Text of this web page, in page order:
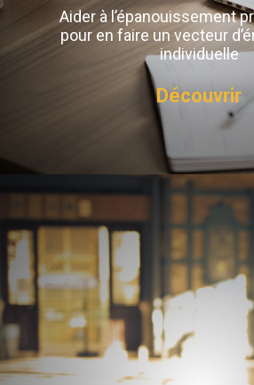
Aider à l’épanouissement
pour en faire un vecteur
individuelle
Découvrir